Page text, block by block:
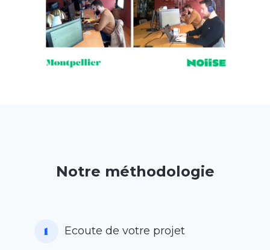
Notre méthodologie
Ecoute de votre projet